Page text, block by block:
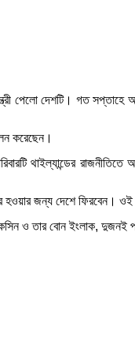
পেলো দেশটি। গত সপ্তাহে
করেছেন।
থাইল্যান্ডের
জন্য দেশে ফিরবেন। ওই
ও তার বোন ইংলাক,